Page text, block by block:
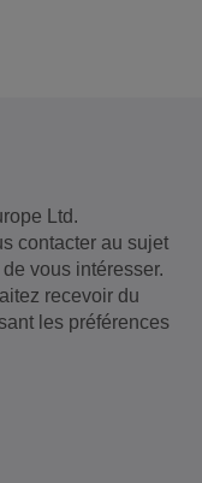
Ltd.
contacter au sujet
vous intéresser.
recevoir du
les préférences